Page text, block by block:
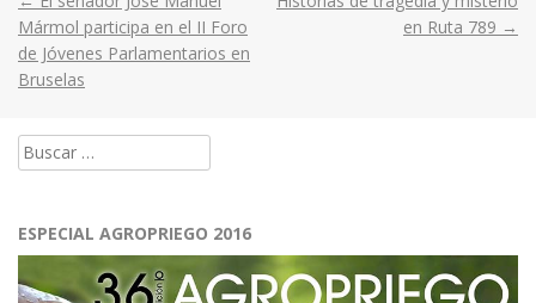
Post
navigation
Mármol participa en el II Foro
de Jóvenes Parlamentarios en
Bruselas
en Ruta 789 →
Buscar:
ESPECIAL AGROPRIEGO 2016